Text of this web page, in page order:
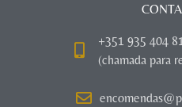
+351 935 404
(chamada para